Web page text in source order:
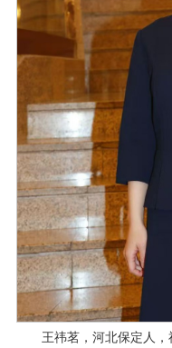
王祎茗，河北保定人